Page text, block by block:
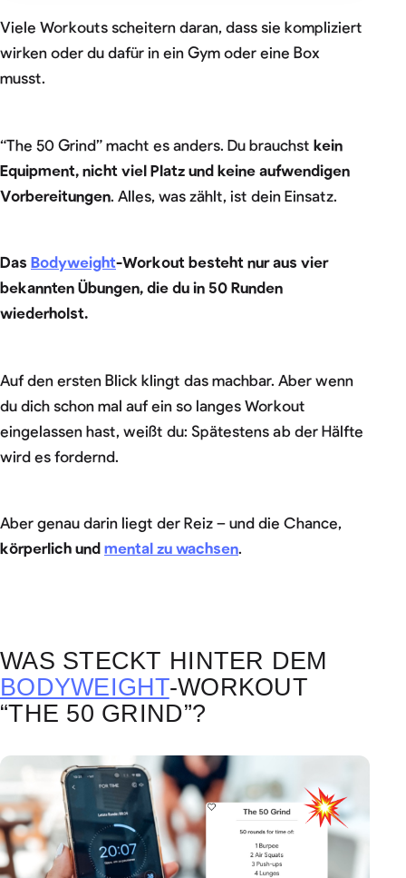
Viele Workouts scheitern daran, dass sie kompliziert
wirken oder du dafür in ein Gym oder eine Box
musst.
“The 50 Grind” macht es anders. Du brauchst kein
Equipment, nicht viel Platz und keine aufwendigen
Vorbereitungen. Alles, was zählt, ist dein Einsatz.
Das Bodyweight-Workout besteht nur aus vier
bekannten Übungen, die du in 50 Runden
wiederholst.
Auf den ersten Blick klingt das machbar. Aber wenn
du dich schon mal auf ein so langes Workout
eingelassen hast, weißt du: Spätestens ab der Hälfte
wird es fordernd.
Aber genau darin liegt der Reiz – und die Chance,
körperlich und mental zu wachsen.
WAS STECKT HINTER DEM
BODYWEIGHT-WORKOUT
“THE 50 GRIND”?